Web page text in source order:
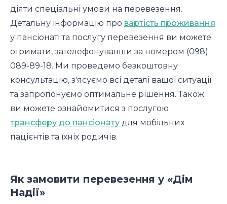
діяти спеціальні умови на перевезення.
Детальну інформацію про вартість проживання
у пансіонаті та послугу перевезення ви можете
отримати, зателефонувавши за номером (098)
089-89-18. Ми проведемо безкоштовну
консультацію, з'ясуємо всі деталі вашої ситуації
та запропонуємо оптимальне рішення. Також
ви можете ознайомитися з послугою
трансферу до пансіонату для мобільних
пацієнтів та їхніх родичів.
Як замовити перевезення у «Дім
Надії»